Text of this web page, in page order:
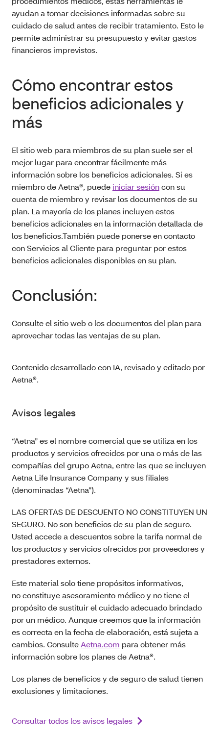
ayudan a tomar decisiones informadas sobre su
cuidado de salud antes de recibir tratamiento. Esto le
permite administrar su presupuesto y evitar gastos
financieros imprevistos.
Cómo encontrar estos
beneficios adicionales y
más
El sitio web para miembros de su plan suele ser el
mejor lugar para encontrar fácilmente más
información sobre los beneficios adicionales. Si es
miembro de Aetna®, puede iniciar sesióncon su
cuenta de miembro y revisar los documentos de su
plan. La mayoría de los planes incluyen estos
beneficios adicionales en la información detallada de
los beneficios.También puede ponerse en contacto
con Servicios al Cliente para preguntar por estos
beneficios adicionales disponibles en su plan.
Conclusión:
Consulte el sitio web o los documentos del plan para
aprovechar todas las ventajas de su plan.
Contenido desarrollado con IA, revisado y editado por
Aetna®.
Avisos legales
“Aetna” es el nombre comercial que se utiliza en los
productos y servicios ofrecidos por una o más de las
compañías del grupo Aetna, entre las que se incluyen
Aetna Life Insurance Company y sus filiales
(denominadas “Aetna”).
LAS OFERTAS DE DESCUENTO NO CONSTITUYEN UN
SEGURO. No son beneficios de su plan de seguro.
Usted accede a descuentos sobre la tarifa normal de
los productos y servicios ofrecidos por proveedores y
prestadores externos.
Este material solo tiene propósitos informativos,
no constituye asesoramiento médico y no tiene el
propósito de sustituir el cuidado adecuado brindado
por un médico. Aunque creemos que la información
es correcta en la fecha de elaboración, está sujeta a
cambios. ConsulteAetna.com para obtener más
información sobre los planes de Aetna®.
Los planes de beneficios y de seguro de salud tienen
exclusiones y limitaciones.
Consultar todos los avisos legales